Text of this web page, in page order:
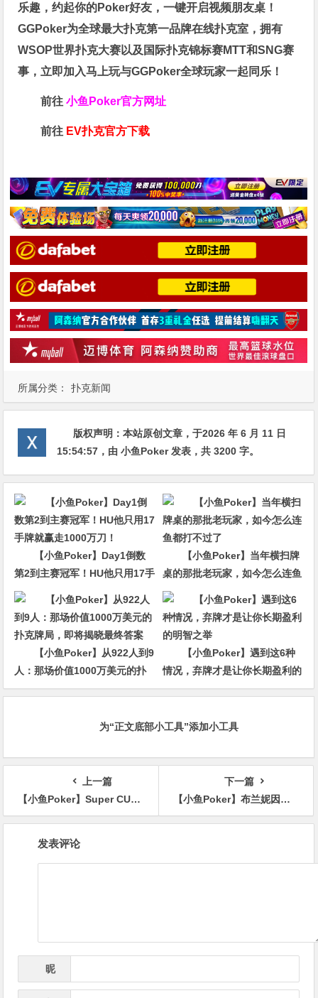
所属分类： 扑克新闻
乐趣，约起你的Poker好友，一键开启视频朋友桌！
GGPoker为全球最大扑克第一品牌在线扑克室，拥有
WSOP世界扑克大赛以及国际扑克锦标赛MTT和SNG赛
事，立即加入马上玩与GGPoker全球玩家一起同乐！
前往小鱼Poker官方网址
前往 EV扑克官方下载
版权声明：本站原创文章，于2026 年 6 月 11 日
15:54:57 ，由小鱼Poker发表，共 3200 字。
【小鱼Poker】Day1倒数
第2到主赛冠军！HU他只用17手
牌就赢走1000万刀！
【小鱼Poker】当年横扫牌
桌的那批老玩家，如今怎么连鱼
都打不过了
【小鱼Poker】从922人到9
人：那场价值1000万美元的扑
克牌局，即将揭晓最终答案
【小鱼Poker】遇到这6种
情况，弃牌才是让你长期盈利的
明智之举
为“正文底部小工具”添加小工具
上一篇
【小鱼Poker】Super CUP釜山站｜中国选手CEN MINGRUI闯进三星杯决赛桌收获第五名
下一篇
【小鱼Poker】布兰妮因资金合规问题被“请出局”，直播中断数分钟
发表评论
昵